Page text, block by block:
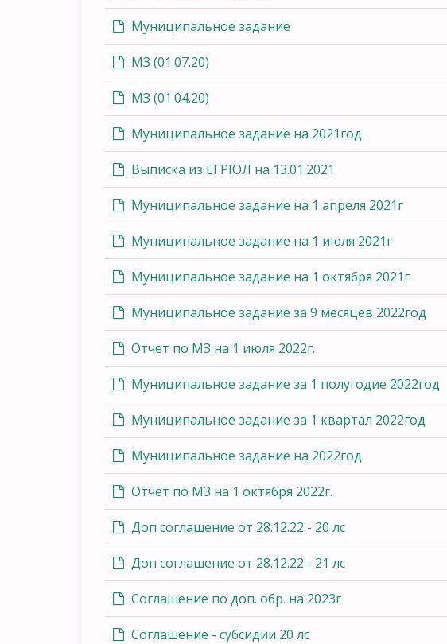
Муниципальное задание
МЗ (01.07.20)
МЗ (01.04.20)
Муниципальное задание на 2021год
Выписка из ЕГРЮЛ на 13.01.2021
Муниципальное задание на 1 апреля 2021г
Муниципальное задание на 1 июля 2021г
Муниципальное задание на 1 октября 2021г
Муниципальное задание за 9 месяцев 2022год
Отчет по МЗ на 1 июля 2022г.
Муниципальное задание за 1 полугодие 2022год
Муниципальное задание за 1 квартал 2022год
Муниципальное задание на 2022год
Отчет по МЗ на 1 октября 2022г.
Доп соглашение от 28.12.22 - 20 лс
Доп соглашение от 28.12.22 - 21 лс
Соглашение по доп. обр. на 2023г
Соглашение - субсидии 20 лс